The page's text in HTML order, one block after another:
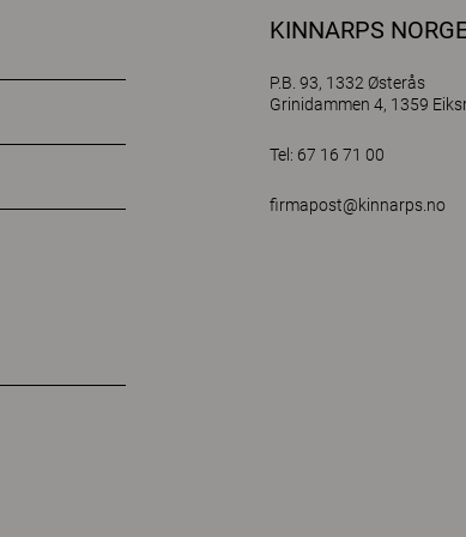
KINNARPS
P.B. 93, 1332 Østerås
Grinidammen 4, 1359
Tel: 67 16 71 00
firmapost@kinnarps.no